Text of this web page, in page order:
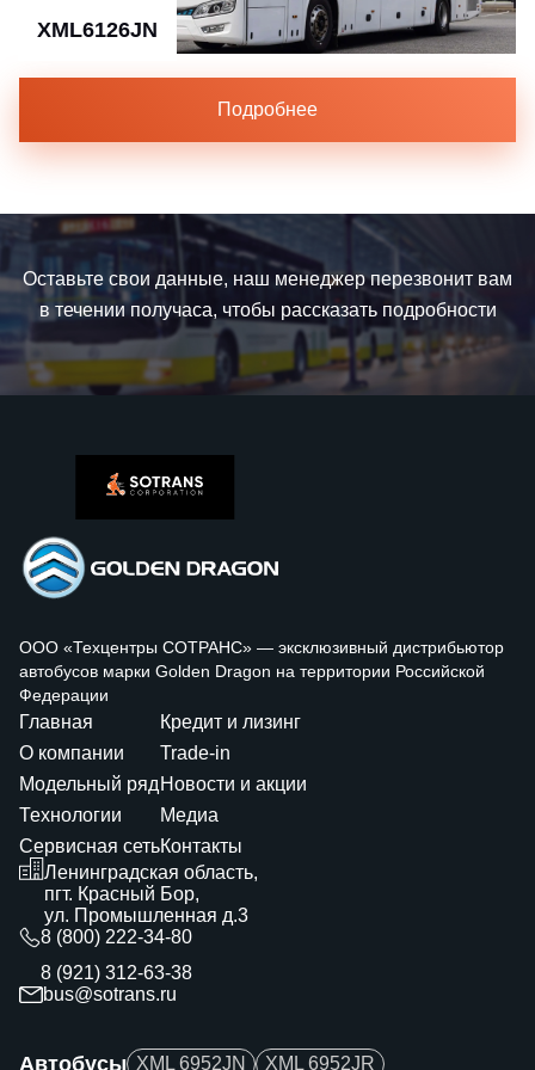
Боковые стекла без тонировки
Да
XML6126JN
Подробнее
Оставьте свои данные, наш менеджер перезвонит вам
в течении получаса, чтобы рассказать подробности
ООО «Техцентры СОТРАНС» — эксклюзивный дистрибьютор
автобусов марки Golden Dragon на территории Российской
Федерации
Главная
О компании
Модельный ряд
Технологии
Сервисная сеть
Кредит и лизинг
Trade-in
Новости и акции
Медиа
Контакты
Ленинградская область,
пгт. Красный Бор,
ул. Промышленная д.3
8 (800) 222-34-80
8 (921) 312-63-38
bus@sotrans.ru
Автобусы XML 6952JN XML 6952JR